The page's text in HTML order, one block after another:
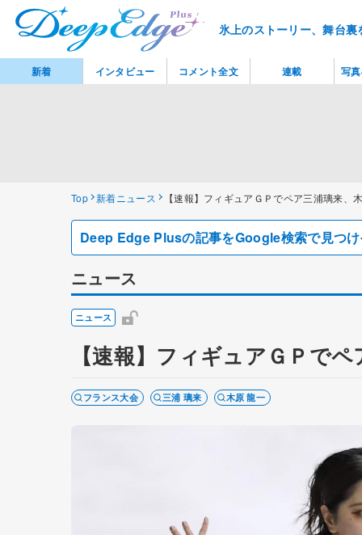
氷上のストーリー、舞台
Top 新着ニュース 【速報】フィギュアＧＰでペア三浦璃来、
Deep Edge Plusの記事をGoogle検索で見つ
ニュース
ニュース
【速報】フィギュアＧＰで
フランス大会 三浦 璃来 木原 龍一
新着 インタビュー コメント全文 連載 写